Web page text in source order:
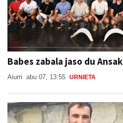
Babes zabala jaso du Ansak
Aiurri abu 07, 13:55 URNIETA